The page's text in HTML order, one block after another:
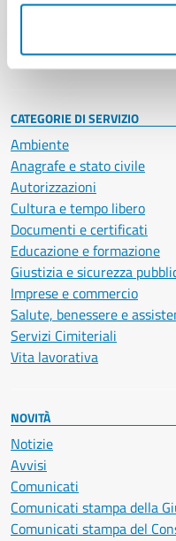
Intranet, posta aziendale
CATEGORIE DI SERVIZIO
Ambiente
Anagrafe e stato civile
Autorizzazioni
Cultura e tempo libero
Documenti e certificati
Educazione e formazione
Giustizia e sicurezza
Imprese e commercio
Salute, benessere e
Servizi Cimiteriali
Vita lavorativa
NOVITÀ
Notizie
Avvisi
Comunicati
Comunicati stampa della
Comunicati stampa del